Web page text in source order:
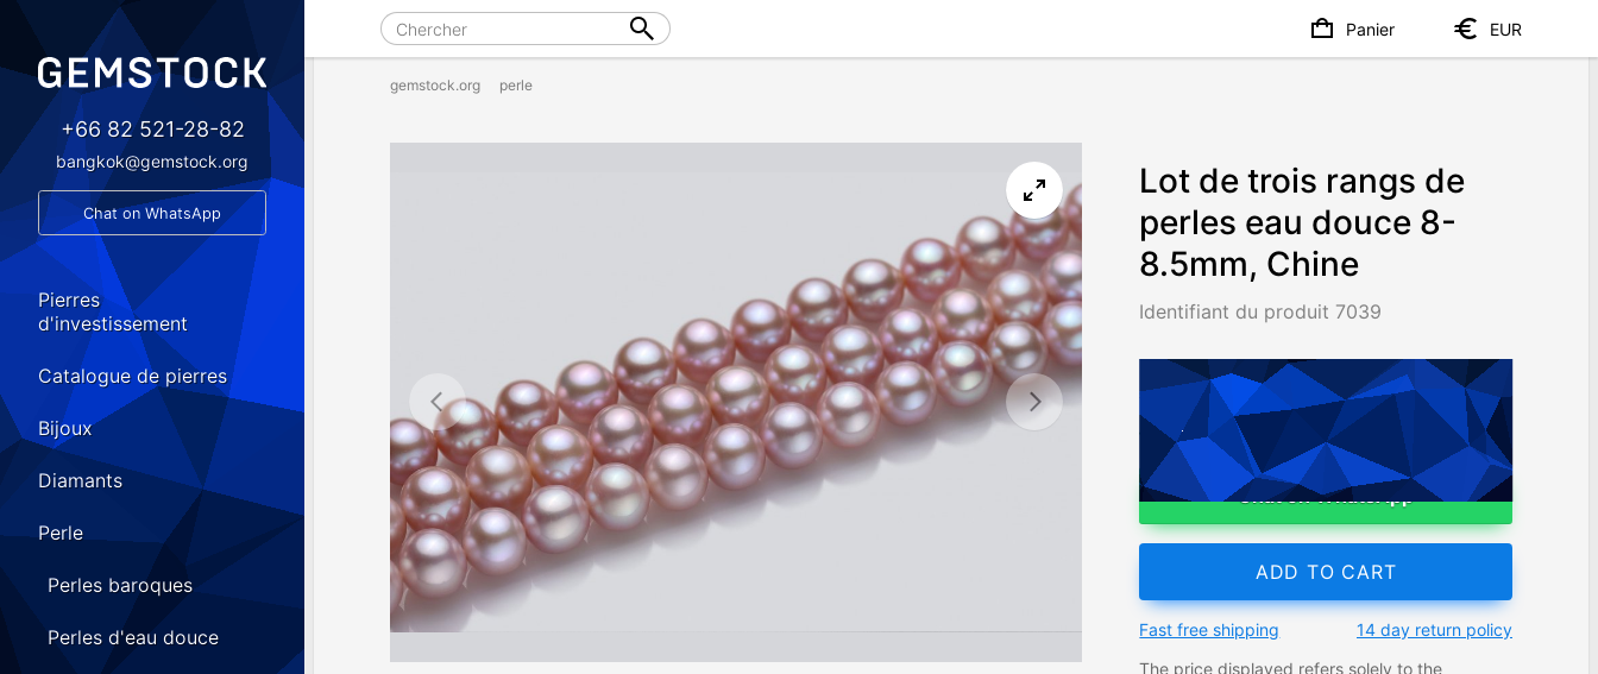
gemstock.org perle
Lot de trois rangs de
perles eau douce 8-
8.5mm, Chine
Identifiant du produit 7039
€1639
Worldwide shipping
Chat on WhatsApp
ADD TO CART
Fast free shipping
14 day return policy
The price displayed refers solely to the
+66 82 521-28-82
bangkok@gemstock.org
Chat on WhatsApp
Pierres
d'investissement
Catalogue de pierres
Bijoux
Diamants
Perle
Perles baroques
Perles d'eau douce
Panier EUR